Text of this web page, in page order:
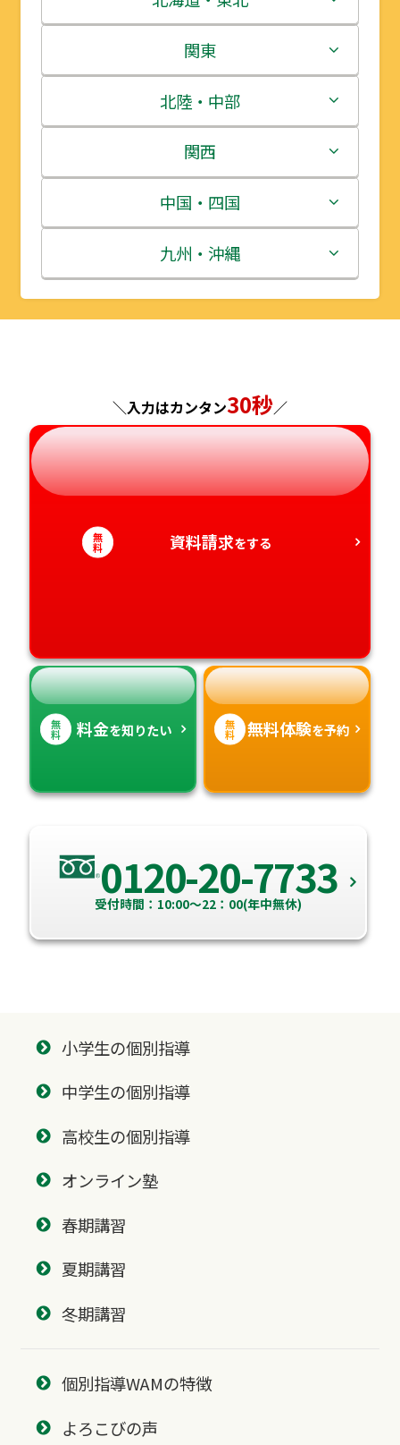
北海道
青森県
岩手県
宮城県
秋田県
山形県
関東
茨城県
栃木県
群馬県
埼玉県
千葉県
神奈川県
北陸・中部
新潟県
富山県
石川県
福井県
長野県
岐阜県
静岡県
愛知県
関西
三重県
滋賀県
京都府
兵庫県
奈良県
和歌山県
中国・四国
鳥取県
島根県
広島県
山口県
徳島県
香川県
九州・沖縄
福岡県
長崎県
熊本県
大分県
宮崎県
＼入力はカンタン30秒／
無
料 資料請求をする
無
料 料金を知りたい 無
料 無料体験を予約
0120-20-7733
受付時間：10:00～22：00(年中無休)
小学生の個別指導
中学生の個別指導
高校生の個別指導
オンライン塾
春期講習
夏期講習
冬期講習
個別指導WAMの特徴
よろこびの声